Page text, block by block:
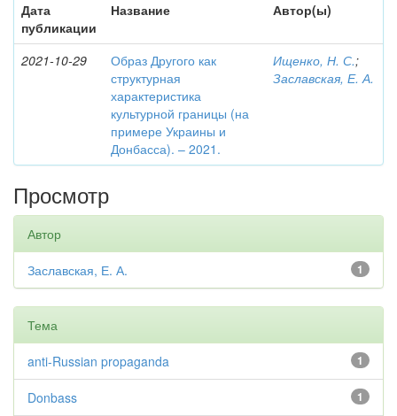
Дата
публикации
Название Автор(ы)
2021-10-29
Образ Другого как
структурная
характеристика
культурной границы (на
примере Украины и
Донбасса). – 2021.
Ищенко, Н. С.;
Заславская, Е. А.
Просмотр
Автор
1
Заславская, Е. А.
Тема
1
anti-Russian propaganda
1
Donbass